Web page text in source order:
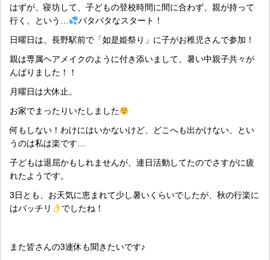
はずが、寝坊して、子どもの登校時間に間に合わず、親が持って
行く、という…
バタバタなスタート！
日曜日は、長野駅前で「如是姫祭り」に子がお稚児さんで参加！
親は専属ヘアメイクのように付き添いまして、暑い中親子共々が
んばりました！！
月曜日は大休止。
お家でまったりいたしました
何もしない！わけにはいかないけど、どこへも出かけない、とい
うのは私は楽です…
子どもは退屈かもしれませんが、連日活動してたのでさすがに疲
れたようです。
3日とも、お天気に恵まれて少し暑いくらいでしたが、秋の行楽に
はバッチリ
でしたね！
また皆さんの3連休も聞きたいです♪